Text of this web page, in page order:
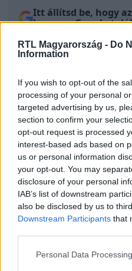
RTL Magyarország - Do
Information
If you wish to opt-out of the
processing of your personal
targeted advertising by us,
section to confirm your
opt-out request is processed
interest-based ads based on
us or personal information
your opt-out. You may
disclosure of your personal
IAB’s list of downstream
also be disclosed by us to
Downstream Participants that
Please note that this website/
Personal Data
Itt állítsd be, hogy
legyen a Google-
Kövess minket, és
hírekről a